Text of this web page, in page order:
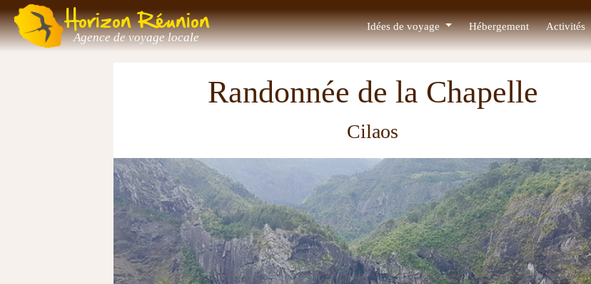
Horizon Réunion
Agence de voyage locale
Idées de voyage Hébergement Activités
Randonnée de la Chapelle
Cilaos